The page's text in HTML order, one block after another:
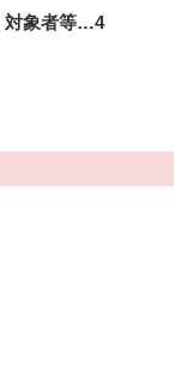
対象者等…4